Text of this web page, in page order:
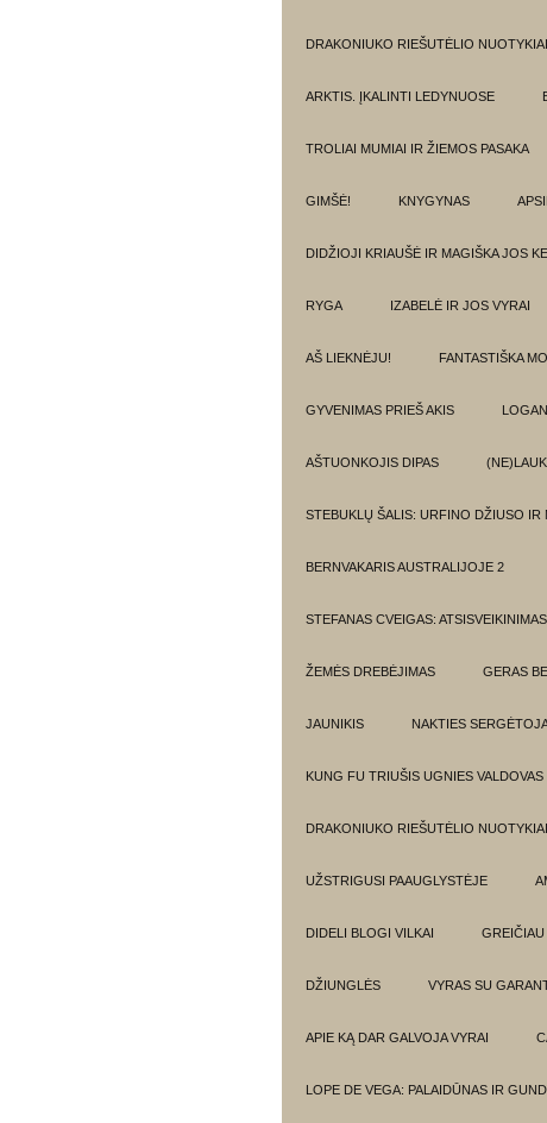
DRAKONIUKO RIEŠUTĖLIO
ARKTIS. ĮKALINTI LEDYNUOSE
TROLIAI MUMIAI IR ŽIEMOS PASAKA
GIMŠĖ! KNYGYNAS
DIDŽIOJI KRIAUŠĖ IR MAGIŠKA JOS
RYGA IZABELĖ IR JOS VYRAI
AŠ LIEKNĖJU! FANTASTIŠKA
GYVENIMAS PRIEŠ AKIS
AŠTUONKOJIS DIPAS
STEBUKLŲ ŠALIS: URFINO DŽIUSO IR
BERNVAKARIS AUSTRALIJOJE 2
STEFANAS CVEIGAS:
ŽEMĖS DREBĖJIMAS GERAS
JAUNIKIS NAKTIES
KUNG FU TRIUŠIS UGNIES VALDOVAS
DRAKONIUKO RIEŠUTĖLIO NUOTYKIAI
UŽSTRIGUSI PAAUGLYSTĖJE
DIDELI BLOGI VILKAI GREIČIAU
DŽIUNGLĖS VYRAS SU
APIE KĄ DAR GALVOJA VYRAI
LOPE DE VEGA: PALAIDŪNAS IR